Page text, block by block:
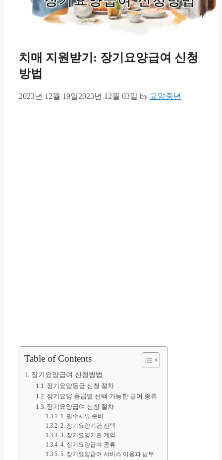
치매 지원받기: 장기요양급여 신청
방법
2023년 12월 19일2023년 12월 03일 by 교양중년
Table of Contents
장기요양급여 신청방법
장기요양등급 신청 절차
장기요양 등급별 선택 가능한 급여 종류
장기요양급여 신청 절차
1. 필수서류 준비
2. 장기요양기관 선택
3. 장기요양기관 계약
4. 장기요양급여 종류
5. 장기요양급여 서비스 이용과 납부